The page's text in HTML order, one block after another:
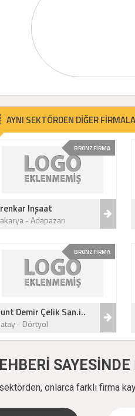
AYNI SEKTÖRDEN DİĞER
BRONZ FİRMA
Inşaat
- Adapazarı
BRONZ FİRMA
Demir Çelik San.i..
- Dörtyol
onlarca farklı firma